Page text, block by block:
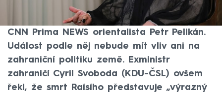
Ebráhíma Raísího nepovede k destabilizaci
tohoto asijského státu, uvedl ve vysílání
CNN Prima NEWS orientalista Petr Pelikán.
Událost podle něj nebude mít vliv ani na
zahraniční politiku země. Exministr
zahraničí Cyril Svoboda (KDU-ČSL) ovšem
řekl, že smrt Raísího představuje „výrazný